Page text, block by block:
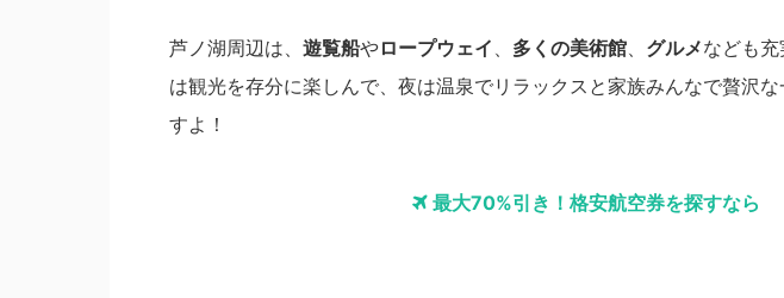
芦ノ湖周辺は、 遊覧船やロープウェイ 、 多くの美術館、 グルメなども
は観光を存分に楽しんで、夜は温泉でリラックスと家族みんなで贅沢
すよ！
最大70%引き！格安航空券を探すなら